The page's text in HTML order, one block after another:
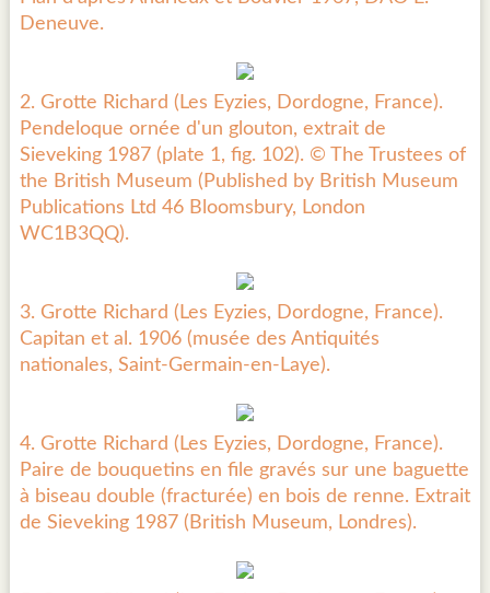
Deneuve.
2. Grotte Richard (Les Eyzies, Dordogne, France).
Pendeloque ornée d'un glouton, extrait de
Sieveking 1987 (plate 1, fig. 102). © The Trustees of
the British Museum (Published by British Museum
Publications Ltd 46 Bloomsbury, London
WC1B3QQ).
3. Grotte Richard (Les Eyzies, Dordogne, France).
Capitan et al. 1906 (musée des Antiquités
nationales, Saint-Germain-en-Laye).
4. Grotte Richard (Les Eyzies, Dordogne, France).
Paire de bouquetins en file gravés sur une baguette
à biseau double (fracturée) en bois de renne. Extrait
de Sieveking 1987 (British Museum, Londres).